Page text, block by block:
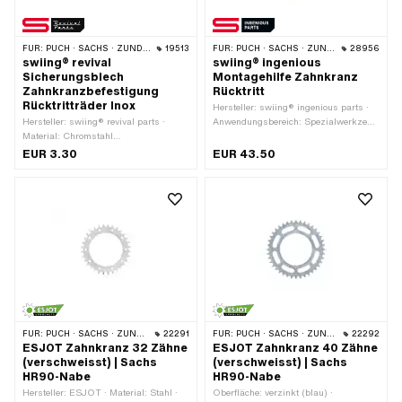
FÜR: PUCH · SACHS · ZÜNDAPP BELMONDO · CILO 19513
swiing® revival
Sicherungsblech
Zahnkranzbefestigung
Rücktritträder Inox
Hersteller: swiing® revival parts ·
Material: Chromstahl
(umgangssprachlich bekannt als
EUR 3.30
FÜR: PUCH · SACHS · ZÜNDAPP BELMONDO · CILO 28956
swiing® ingenious
Montagehilfe Zahnkranz
Rücktritt
Hersteller: swiing® ingenious parts ·
Anwendungsbereich: Spezialwerkzeug
eloxiert · Höhe: 50 mm · Ø innen: 80
EUR 43.50
FÜR: PUCH · SACHS · ZÜNDAPP BELMONDO · CILO 22291
ESJOT Zahnkranz 32 Zähne
(verschweisst) | Sachs
HR90-Nabe
Hersteller: ESJOT · Material: Stahl ·
FÜR: PUCH · SACHS · ZÜNDAPP BELMONDO · CILO 22292
ESJOT Zahnkranz 40 Zähne
(verschweisst) | Sachs
HR90-Nabe
Oberfläche: verzinkt (blau) ·